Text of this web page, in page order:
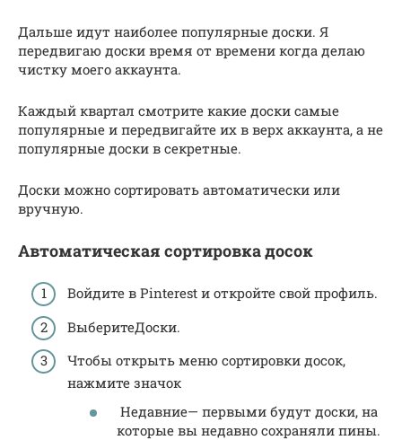
Дальше идут наиболее популярные доски. Я
передвигаю доски время от времени когда делаю
чистку моего аккаунта.
Каждый квартал смотрите какие доски самые
популярные и передвигайте их в верх аккаунта, а не
популярные доски в секретные.
Доски можно сортировать автоматически или
вручную.
Автоматическая сортировка досок
Войдите в Pinterest и откройте свой профиль.
ВыберитеДоски.
Чтобы открыть меню сортировки досок,
нажмите значок
Недавние— первыми будут доски, на
которые вы недавно сохраняли пины.